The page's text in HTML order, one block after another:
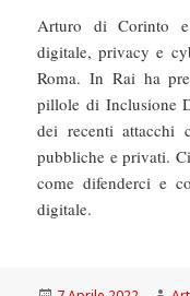
Arturo di Corinto
digitale, privacy e
Roma. In Rai ha
pillole di Inclusione
dei recenti attacchi
pubbliche e privati.
come difenderci e
digitale.